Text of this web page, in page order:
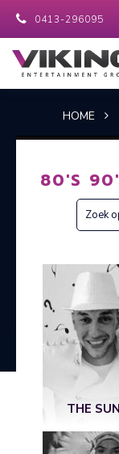
0413-296095
HOME
80'S
THE